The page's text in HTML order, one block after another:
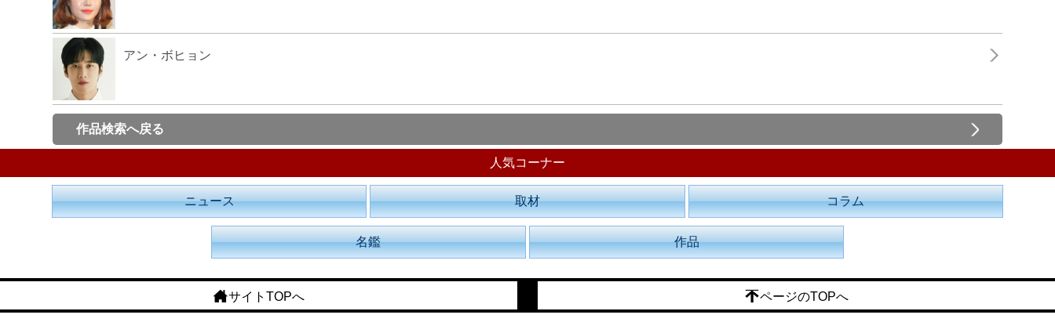
アン・ボヒョン
作品検索へ戻る
人気コーナー
ニュース 取材 コラム
名鑑 作品
サイトTOPへ ページのTOPへ